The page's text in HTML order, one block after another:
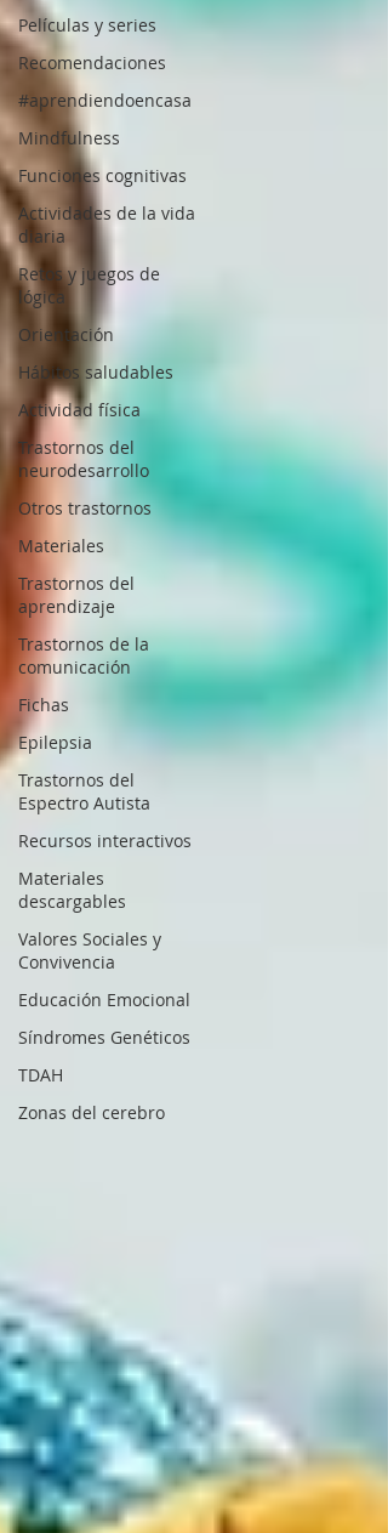
Películas y series
Recomendaciones
#aprendiendoencasa
Mindfulness
Funciones cognitivas
Actividades de la vida
diaria
Retos y juegos de
lógica
Orientación
Hábitos saludables
Actividad física
Trastornos del
neurodesarrollo
Otros trastornos
Materiales
Trastornos del
aprendizaje
Trastornos de la
comunicación
Fichas
Epilepsia
Trastornos del
Espectro Autista
Recursos interactivos
Materiales
descargables
Valores Sociales y
Convivencia
Educación Emocional
Síndromes Genéticos
TDAH
Zonas del cerebro